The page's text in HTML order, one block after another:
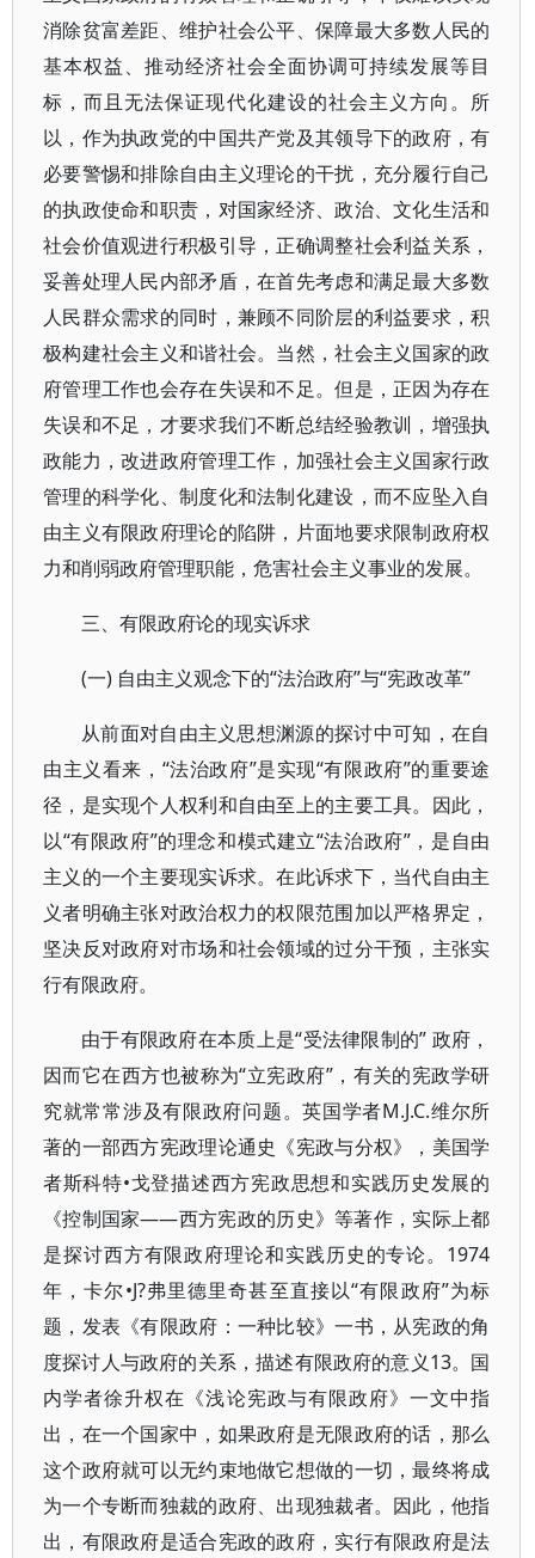
消除贫富差距、维护社会公平、保障最大多数人民的
基本权益、推动经济社会全面协调可持续发展等目
标，而且无法保证现代化建设的社会主义方向。所
以，作为执政党的中国共产党及其领导下的政府，有
必要警惕和排除自由主义理论的干扰，充分履行自己
的执政使命和职责，对国家经济、政治、文化生活和
社会价值观进行积极引导，正确调整社会利益关系，
妥善处理人民内部矛盾，在首先考虑和满足最大多数
人民群众需求的同时，兼顾不同阶层的利益要求，积
极构建社会主义和谐社会。当然，社会主义国家的政
府管理工作也会存在失误和不足。但是，正因为存在
失误和不足，才要求我们不断总结经验教训，增强执
政能力，改进政府管理工作，加强社会主义国家行政
管理的科学化、制度化和法制化建设，而不应坠入自
由主义有限政府理论的陷阱，片面地要求限制政府权
力和削弱政府管理职能，危害社会主义事业的发展。
三、有限政府论的现实诉求
(一) 自由主义观念下的“法治政府”与“宪政改革”
从前面对自由主义思想渊源的探讨中可知，在自
由主义看来，“法治政府”是实现“有限政府”的重要途
径，是实现个人权利和自由至上的主要工具。因此，
以“有限政府”的理念和模式建立“法治政府”，是自由
主义的一个主要现实诉求。在此诉求下，当代自由主
义者明确主张对政治权力的权限范围加以严格界定，
坚决反对政府对市场和社会领域的过分干预，主张实
行有限政府。
由于有限政府在本质上是“受法律限制的” 政府，
因而它在西方也被称为“立宪政府”，有关的宪政学研
究就常常涉及有限政府问题。英国学者M.J.C.维尔所
著的一部西方宪政理论通史《宪政与分权》，美国学
者斯科特•戈登描述西方宪政思想和实践历史发展的
《控制国家——西方宪政的历史》等著作，实际上都
是探讨西方有限政府理论和实践历史的专论。1974
年，卡尔•J?弗里德里奇甚至直接以“有限政府”为标
题，发表《有限政府：一种比较》一书，从宪政的角
度探讨人与政府的关系，描述有限政府的意义13。国
内学者徐升权在《浅论宪政与有限政府》一文中指
出，在一个国家中，如果政府是无限政府的话，那么
这个政府就可以无约束地做它想做的一切，最终将成
为一个专断而独裁的政府、出现独裁者。因此，他指
出，有限政府是适合宪政的政府，实行有限政府是法